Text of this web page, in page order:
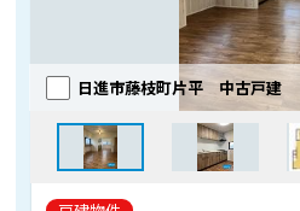
日進市藤枝町片平 中古戸建